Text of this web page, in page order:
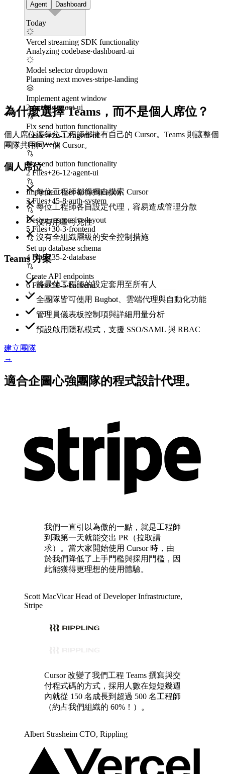
Agent Dashboard
Today
Vercel streaming SDK functionality
Analyzing codebase·dashboard-ui
Model selector dropdown
Planning next moves·stripe-landing
Implement agent window
2 models·agent-ui
Fix send button functionality
2 Files+26-12·agent-ui
This Week
Fix send button functionality
2 Files+26-12·agent-ui
Implement user authentication
3 Files+45-8·auth-system
Design responsive layout
5 Files+30-3·frontend
Set up database schema
4 Files+35-2·database
Create API endpoints
6 Files+50-5·backend
Ask Cursor to build, plan, fix...
為什麼選擇 Teams，而不是個人席位？
個人席位讓每位工程師都擁有自己的 Cursor。Teams 則讓整個
團隊共用同一個 Cursor。
個人席位
每位工程師都得獨自摸索 Cursor
每位工程師各自設定代理，容易造成管理分散
沒有用量可見性
沒有全組織層級的安全控制措施
Teams 方案
將最佳工程師的設定套用至所有人
全團隊皆可使用 Bugbot、雲端代理與自動化功能
管理員儀表板控制項與詳細用量分析
預設啟用隱私模式，支援 SSO/SAML 與 RBAC
建立團隊
→
適合企圖心強團隊的程式設計代理。
我們一直引以為傲的一點，就是工程師
到職第一天就能交出 PR（拉取請
求）。當大家開始使用 Cursor 時，由
於我們降低了上手門檻與採用門檻，因
此能獲得更理想的使用體驗。
Scott MacVicar Head of Developer Infrastructure,
Stripe
Cursor 改變了我們工程 Teams 撰寫與交
付程式碼的方式，採用人數在短短幾週
內就從 150 名成長到超過 500 名工程師
（約占我們組織的 60%！）。
Albert Strasheim CTO, Rippling